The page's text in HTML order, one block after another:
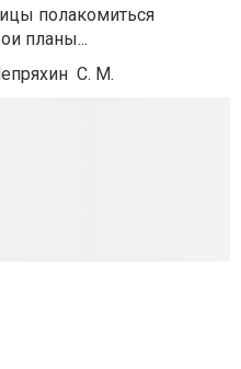
полакомиться
планы...
С. М.